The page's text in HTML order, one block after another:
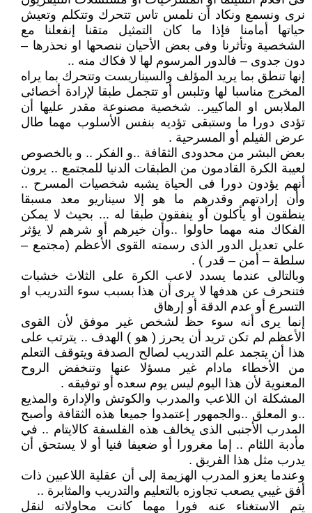
نرى ونسمع ونكاد أن نلمس تاس تتحرك وتتكلم وتعيش
حياتها أمامنا فإذا ما كان التمثيل متقنا إنفعلنا مع
الشخصية وتأثرنا وفى بعض الأحيان ننصحها او نحذرها –
دون جدوى – فالدور المرسوم لها لا فكاك منه ..
إنها تنطق بما يريد المؤلف والسيناريست وتتحرك بما يراه
المخرج مناسبا لها وتلبس أو تتجمل طبقا لإرادة أخصائى
الملابس او الماكيير.. شخصية مصنوعة مقدر عليها أن
تؤدى دورا ما وستبقى تؤديه بنفس الأسلوب مهما طال
عرض الفيلم أو المسرحية .
بعض البشر من محدودى الثقافة ..و الفكر .. و بالخصوص
لعيبة الكرة القادمون من الطبقات الدنيا للمجتمع .. يرون
أنهم يؤدون دورا فى الحياة يشبه شخصيات المسرح ..
وأن إرادتهم وقدرهم ما هو إلا سيناريو معد مسبقا
ينطقون أو يأكلون أو ينفقون طبقا له ... بحيث لا يمكن
الفكاك منه مهما حاولوا ..وأن خيرهم أو شرهم لا يؤثر
علي تعديل الدور الذى رسمته القوى الأعظم (مجتمع –
سلطة – أمن – قدر ) .
وبالتالى عندما يسدد لاعب الكرة على الثلاث خشبات
فتنحرف عن هدفها لا يرى أن هذا بسبب سوء التدريب او
التسرع أو عدم الدقة أو إرهاق
إنما يرى أنه سوء حظ لشخص غير موفق لأن القوى
الأعظم لم تكن تريد أن يحرز ( هو ) الهدف .. يترتب على
هذا أن يتجمد علم التدريب لصالح الصدفة ويتوقف التعلم
من الأخطاء مادام غير مسؤلا عنها وتنخفض الروح
المعنوية لأن هذا اليوم ليس يوم سعده أو توفيقه .
المشكلة ان اللاعب والمدرب والكوتش والإدارة والمذيع
..و المعلق ..والجمهور إعتمدوا جميعا هذه الثقافة وأصبح
المدرب الأجنبى الذى يخالف هذه الفلسفة كالايتام .. في
مأدبة اللئام .. إما مغرورا أو ضعيفا فنيا أو لا يستحق أن
يدرب مثل هذا الفريق .
وعندما يعزو المدرب الهزيمة إلى أن عقلية اللاعبين ذات
أفق غيبي يصعب تجاوزه بالتعليم والتدريب والمثابرة ..
يتم الاستغناء عنه فورا مهما كانت محاولاته لنقل